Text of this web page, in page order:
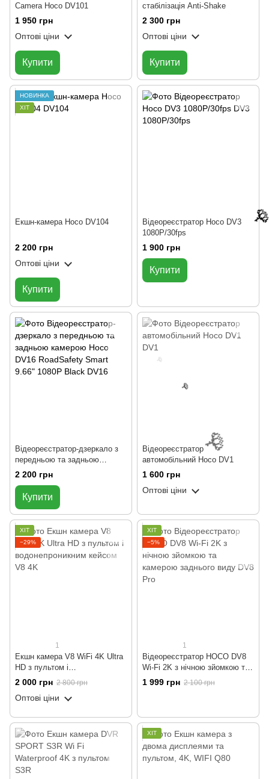
Camera Hoco DV101
1 950 грн
Оптові ціни
Купити
стабілізація Anti-Shake
2 300 грн
Оптові ціни
Купити
НОВИНКА
ХІТ
Екшн-камера Hoco DV104
2 200 грн
Оптові ціни
Купити
Відеореєстратор Hoco DV3
1080P/30fps
1 900 грн
Купити
Відеореєстратор-дзеркало з
передньою та задньою
камерою Hoco DV16
RoadSafety Smart 9.66" 1080P
Black
2 200 грн
Купити
Відеореєстратор
автомобільний Hoco DV1
1 600 грн
Оптові ціни
ХІТ
−29%
1
Екшн камера V8 WiFi 4K Ultra
HD з пультом і
водонепроникним кейсом
2 000 грн 2 800 грн
Оптові ціни
ХІТ
−5%
1
Відеореєстратор HOCO DV8
Wi-Fi 2K з нічною зйомкою та
камерою заднього виду
1 999 грн 2 100 грн
ХІТ
🌹